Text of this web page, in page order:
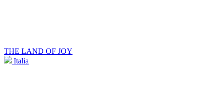
THE LAND OF JOY
Italia